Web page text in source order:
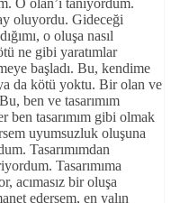
oluyordu. Gideceği
o oluşa nasıl
ne gibi yaratımlar
başladı. Bu, kendime
ya da kötü yoktu. Bir olan ve
ben ve tasarımım
ben tasarımım gibi olmak
uyumsuzluk oluşuna
Tasarımımdan
Tasarımıma
acımasız bir oluşa
edersem, en yalın